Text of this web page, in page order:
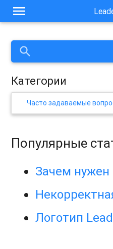
menu
search
Категории
Часто задаваемые
Популярные
Зачем нужен
Логотип